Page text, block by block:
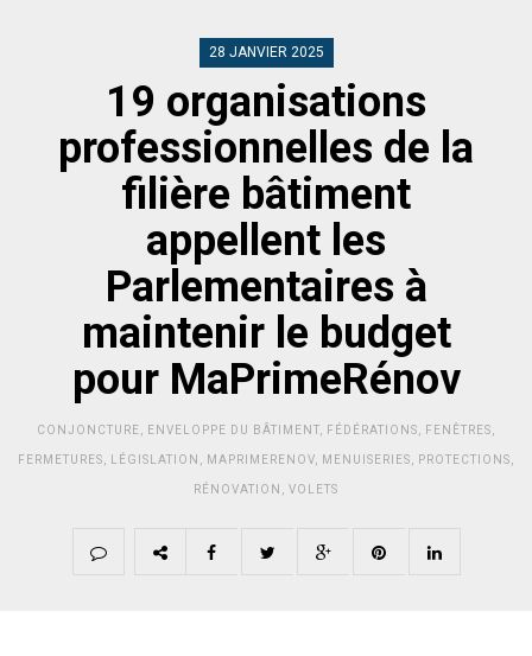
28 JANVIER 2025
19 organisations
professionnelles de la
filière bâtiment
appellent les
Parlementaires à
maintenir le budget
pour MaPrimeRénov
CONJONCTURE ENVELOPPE DU BÂTIMENT FÉDÉRATIONS FENÊTRES
FERMETURES LÉGISLATION MAPRIMERENOV MENUISERIES PROTECTIONS
RÉNOVATION VOLETS